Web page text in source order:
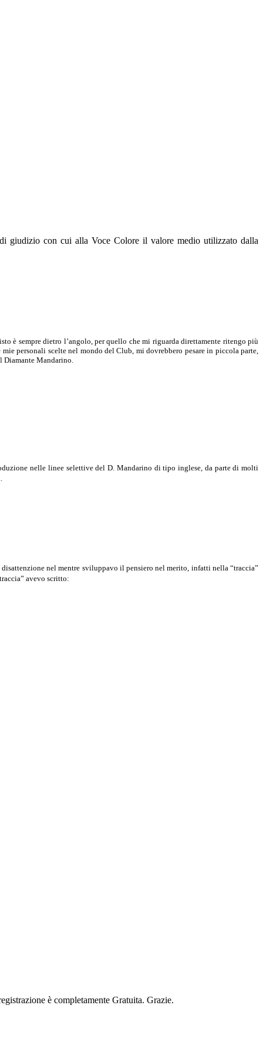
giudizio con cui alla Voce Colore il valore medio utilizzato dalla
è sempre dietro l’angolo, per quello che mi riguarda direttamente ritengo più
personali scelte nel mondo del Club, mi dovrebbero pesare in piccola parte,
Diamante Mandarino.
nelle linee selettive del D. Mandarino di tipo inglese, da parte di molti
nel mentre sviluppavo il pensiero nel merito, infatti nella “traccia”
avevo scritto:
è completamente Gratuita. Grazie.